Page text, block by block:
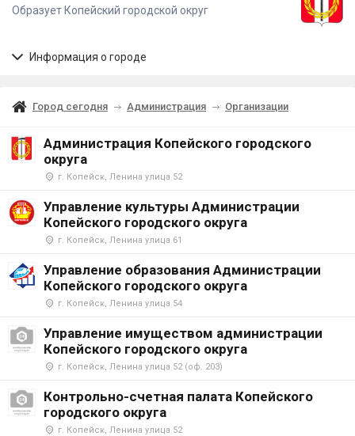
Образует Копейский городской округ
Информация о городе
Город сегодня Администрация Организации
Администрация Копейского городского
округа
г. Копейск, Ленина улица 52
Управление культуры Администрации
Копейского городского округа
г. Копейск, Ленина улица 61
Управление образования Администрации
Копейского городского округа
г. Копейск, Ленина улица 54
Управление имуществом администрации
Копейского городского округа
г. Копейск, Ленина улица 52 (оф. 203)
Контрольно-счетная палата Копейского
городского округа
г. Копейск, Ленина улица 52